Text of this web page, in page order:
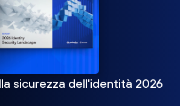
sicurezza dell'identità 2026